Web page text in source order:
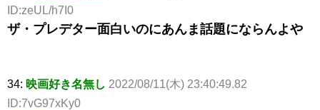
ID:zeUL/h7I0
ザ・プレデター面白いのにあんま話題にならんよや
34: 映画好き名無し 2022/08/11(木) 23:40:49.82
ID:7vG97xKy0